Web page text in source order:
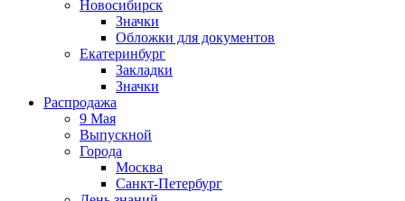
Новосибирск
Значки
Обложки для документов
Екатеринбург
Закладки
Значки
Распродажа
9 Мая
Выпускной
Города
Москва
Санкт-Петербург